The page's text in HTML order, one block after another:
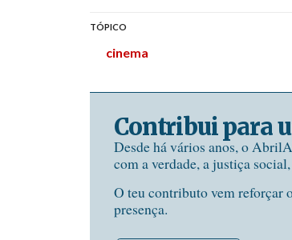
TÓPICO
cinema
Contribui para
Desde há vários anos, o
com a verdade, a justiça
O teu contributo vem reforçar
presença.